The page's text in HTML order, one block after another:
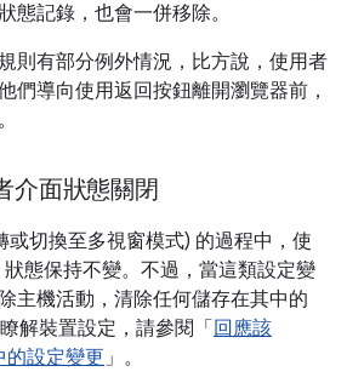
態記錄，也會一併移除。
則有部分例外情況，比方說，使用者
們導向使用返回按鈕離開瀏覽器前，
介面狀態關閉
或切換至多視窗模式) 的過程中，使
態保持不變。不過，當這類設定變
主機活動，清除任何儲存在其中的
解裝置設定，請參閱「 回應該
設定變更」。